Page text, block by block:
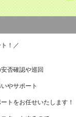
！／
否確認や巡回
やサポート
トをお任せいたします！